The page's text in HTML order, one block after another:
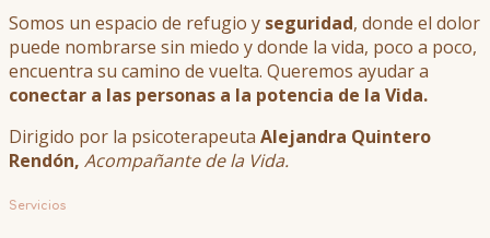
Somos un espacio de refugio y seguridad, donde el dolor
puede nombrarse sin miedo y donde la vida, poco a poco,
encuentra su camino de vuelta. Queremos ayudar a
conectar a las personas a la potencia de la Vida.
Dirigido por la psicoterapeuta Alejandra Quintero
Rendón, Acompañante de la Vida.
Servicios